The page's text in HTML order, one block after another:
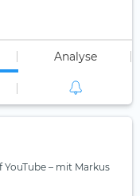
Analyse
– mit Markus